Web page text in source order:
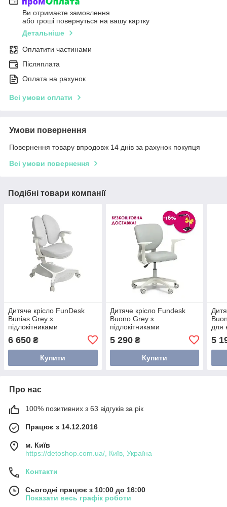
Ви отримаєте замовлення
або гроші повернуться на вашу картку
Детальніше
Оплатити частинами
Післяплата
Оплата на рахунок
Всі умови оплати
Умови повернення
Повернення товару впродовж 14 днів за рахунок покупця
Всі умови повернення
Подібні товари компанії
Дитяче крісло FunDesk
Bunias Grey з
підлокітниками
6 650 ₴
Купити
Дитяче крісло Fundesk
Buono Grey з
підлокітниками
5 290₴
Купити
для
5
Про нас
100% позитивних з 63 відгуків за рік
Працює з 14.12.2016
м. Київ
https://detoshop.com.ua/, Київ, Україна
Контакти
Сьогодні працює з 10:00 до 16:00
Показати весь графік роботи